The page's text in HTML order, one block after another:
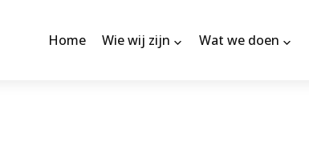
Home Wie wij zijn Wat we doen